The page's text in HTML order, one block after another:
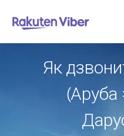
Як
(Аруба